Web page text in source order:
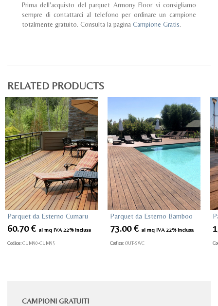
Prima dell'acquisto del parquet Armony Floor vi consigliamo
sempre di contattarci al telefono per ordinare un campione
totalmente gratuito. Consulta la pagina Campione Gratis.
RELATED PRODUCTS
Parquet da Esterno Cumaru
60.70€ al mq IVA 22% inclusa
Codice:CUM90-CUM95
Parquet da Esterno Bamboo
73.00€ al mq IVA 22% inclusa
Codice:OUT-SWC
CAMPIONI GRATUITI